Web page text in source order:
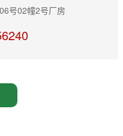
号02幢2号厂房